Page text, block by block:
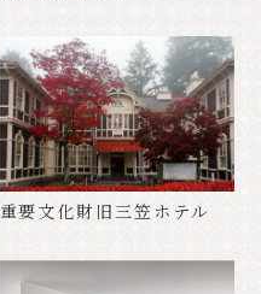
重要文化財旧三笠ホテル